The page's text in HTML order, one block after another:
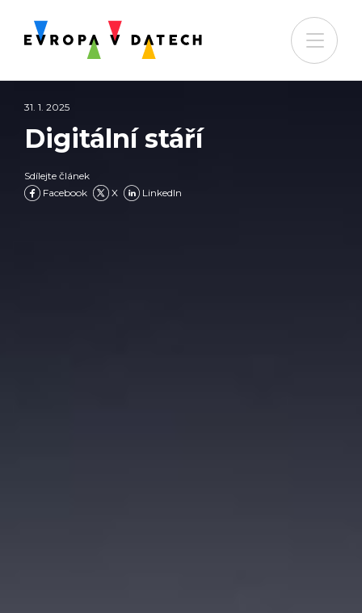
31. 1. 2025
Digitální stáří
Sdílejte článek
Facebook
X LinkedIn